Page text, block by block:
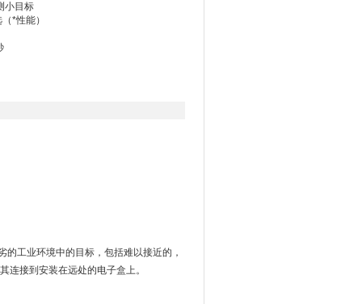
小目标
*性能）
工业环境中的目标，包括难以接近的，
连接到安装在远处的电子盒上。